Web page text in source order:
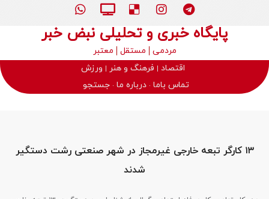
پایگاه خبری و تحلیلی نبض خبر
مردمی مستقل
معتبر
اقتصاد
فرهنگ و هنر
ورزش
تماس باما درباره ما جستجو
۱۳ کارگر تبعه خارجی غیرمجاز در شهر صنعتی رشت دستگیر
شدند